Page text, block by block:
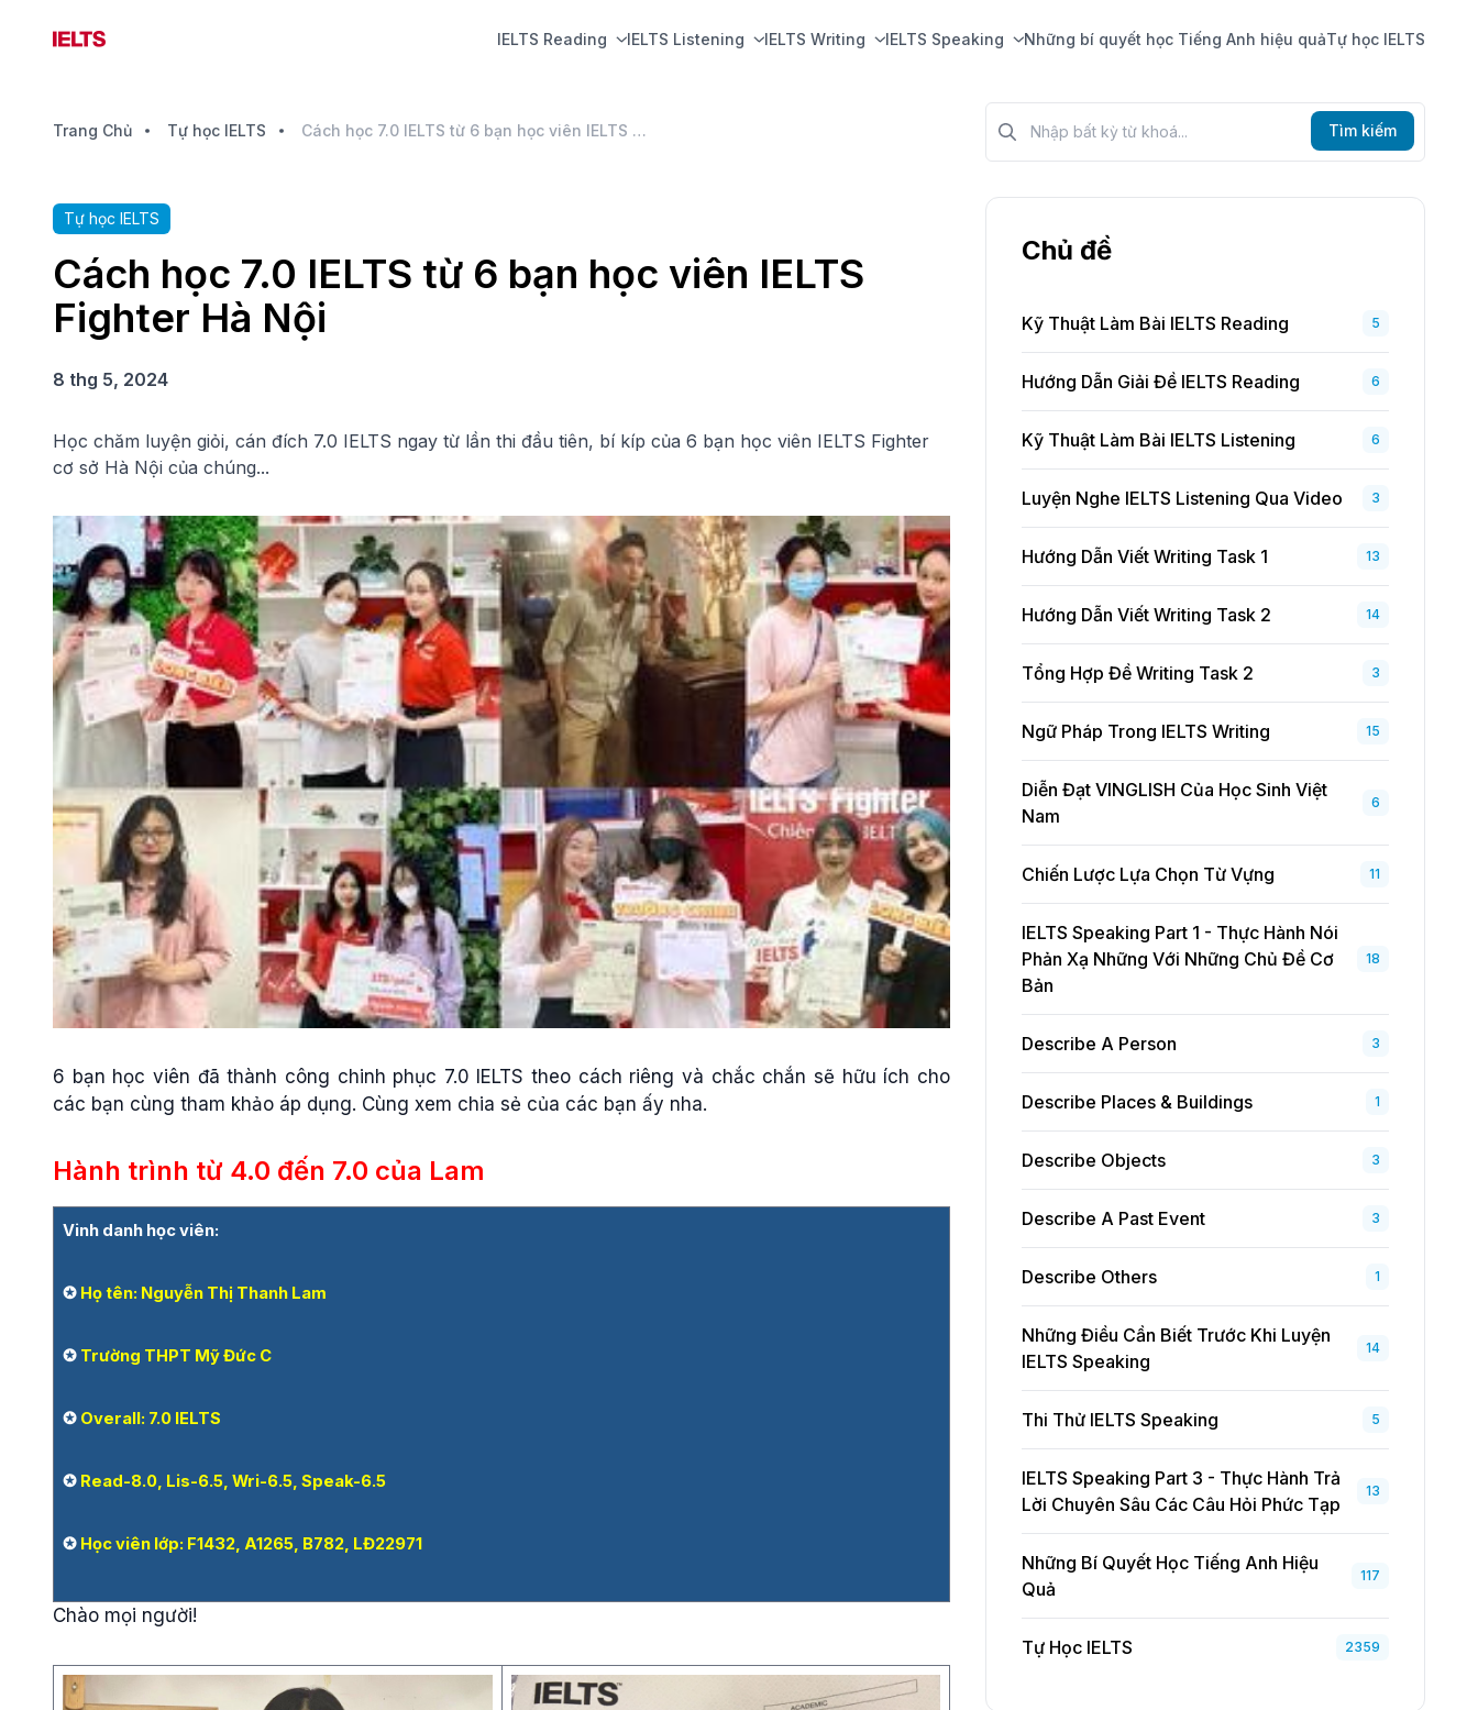
IELTS Reading IELTS Listening IELTS Writing IELTS Speaking Những bí quyết học Tiếng Anh hiệu quảTự học IELTS
Trang Chủ Tự học IELTS Cách học 7.0 IELTS từ 6 bạn học viên IELTS Fighter Hà Nội
Tự học IELTS
Cách học 7.0 IELTS từ 6 bạn học viên IELTS
Fighter Hà Nội
8 thg 5, 2024
Học chăm luyện giỏi, cán đích 7.0 IELTS ngay từ lần thi đầu tiên, bí kíp của 6 bạn học viên IELTS Fighter
cơ sở Hà Nội của chúng...
6 bạn học viên đã thành công chinh phục 7.0 IELTS theo cách riêng và chắc chắn sẽ hữu ích cho
các bạn cùng tham khảo áp dụng. Cùng xem chia sẻ của các bạn ấy nha.
Hành trình từ 4.0 đến 7.0 của Lam
Vinh danh học viên:
✪ Họ tên: Nguyễn Thị Thanh Lam
✪ Trường THPT Mỹ Đức C
✪ Overall: 7.0 IELTS
✪ Read-8.0, Lis-6.5, Wri-6.5, Speak-6.5
✪ Học viên lớp: F1432, A1265, B782, LĐ22971
Chào mọi người!
Tìm kiếm?>
Tìm kiếm
Chủ đề
Kỹ Thuật Làm Bài IELTS Reading 5
Hướng Dẫn Giải Đề IELTS Reading 6
Kỹ Thuật Làm Bài IELTS Listening 6
Luyện Nghe IELTS Listening Qua Video 3
Hướng Dẫn Viết Writing Task 1 13
Hướng Dẫn Viết Writing Task 2 14
Tổng Hợp Đề Writing Task 2 3
Ngữ Pháp Trong IELTS Writing 15
Diễn Đạt VINGLISH Của Học Sinh Việt
Nam
6
Chiến Lược Lựa Chọn Từ Vựng 11
IELTS Speaking Part 1 - Thực Hành Nói
Phản Xạ Những Với Những Chủ Đề Cơ
Bản
18
Describe A Person 3
Describe Places & Buildings 1
Describe Objects 3
Describe A Past Event 3
Describe Others 1
Những Điều Cần Biết Trước Khi Luyện
IELTS Speaking
14
Thi Thử IELTS Speaking 5
IELTS Speaking Part 3 - Thực Hành Trả
Lời Chuyên Sâu Các Câu Hỏi Phức Tạp
13
Những Bí Quyết Học Tiếng Anh Hiệu
Quả
117
Tự Học IELTS 2359